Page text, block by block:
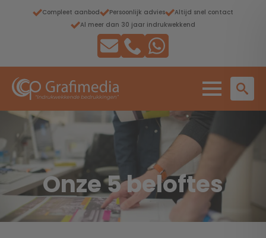
Compleet aanbod Persoonlijk advies
Altijd snel contact
Al meer dan 30 jaar indrukwekkend
Onze 5 beloftes